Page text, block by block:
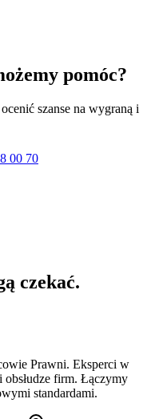
pomóc?
szanse na wygraną i
00 70
czekać.
Prawni. Eksperci w
firm. Łączymy
standardami.